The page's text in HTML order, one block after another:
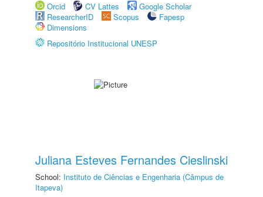
Orcid
CV Lattes
Google Scholar
ResearcherID
Scopus
Fapesp
Dimensions
Repositório Institucional UNESP
Juliana Esteves Fernandes Cieslinski
School: Instituto de Ciências e Engenharia (Câmpus de
Itapeva)